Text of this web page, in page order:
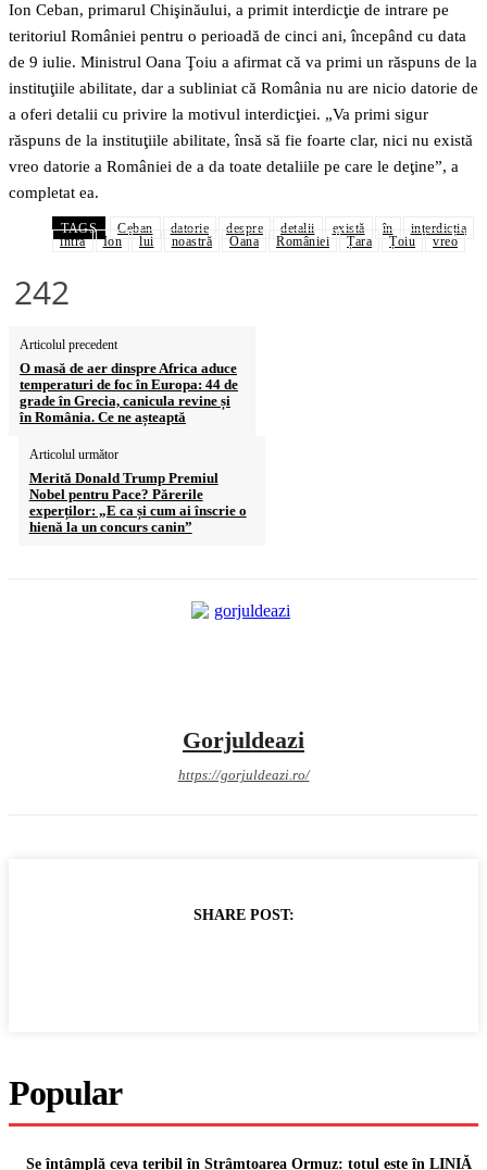
Ion Ceban, primarul Chişinăului, a primit interdicţie de intrare pe
teritoriul României pentru o perioadă de cinci ani, începând cu data
de 9 iulie. Ministrul Oana Ţoiu a afirmat că va primi un răspuns de la
instituţiile abilitate, dar a subliniat că România nu are nicio datorie de
a oferi detalii cu privire la motivul interdicţiei. „Va primi sigur
răspuns de la instituţiile abilitate, însă să fie foarte clar, nici nu există
vreo datorie a României de a da toate detaliile pe care le deţine”, a
completat ea.
TAGS Ceban datorie despre detalii există în
interdicția
intra
Ion lui noastră Oana României Țara Țoiu vreo
242
Articolul precedent
O masă de aer dinspre Africa aduce
temperaturi de foc în Europa: 44 de
grade în Grecia, canicula revine și
în România. Ce ne așteaptă
Articolul următor
Merită Donald Trump Premiul
Nobel pentru Pace? Părerile
experților: „E ca și cum ai înscrie o
hienă la un concurs canin”
Gorjuldeazi
https://gorjuldeazi.ro/
SHARE POST:
Popular
Se întâmplă ceva teribil în Strâmtoarea Ormuz: totul este în LINIĂ